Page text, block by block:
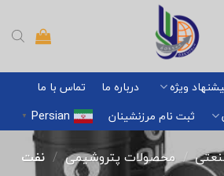
ویژه درباره ما
تماس با ما
ثبت نام مرزنشینان Persian
▼
/ محصولات پتروشیمی / نفت